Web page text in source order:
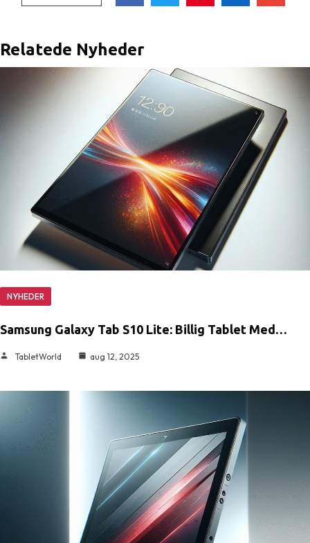
Relatede Nyheder
NYHEDER
Samsung Galaxy Tab S10 Lite: Billig Tablet Med…
TabletWorld aug 12, 2025